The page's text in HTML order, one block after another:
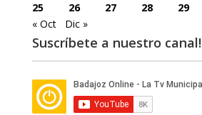
25
26 27 28 29
« Oct
Dic »
Suscríbete a nuestro canal!